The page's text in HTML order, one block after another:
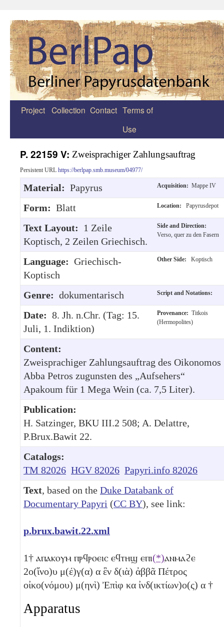
Zum
Project Collection Contact Terms of
Use
P. 22159 V: Zweisprachiger Zahlungsauftrag
Persistent URL https://berlpap.smb.museum/04977/
Material: Papyrus Acquisition: Mappe IV
Form: Blatt Location: Papyrusdepot
Text Layout: 1 Zeile
Koptisch, 2 Zeilen Griechisch.
Side and Direction:
Verso, quer zu den Fasern
Language: Griechisch-
Koptisch
Other Side: Koptisch
Genre: dokumentarisch Script and Notations:
Date: 8. Jh. n.Chr. (Tag: 15.
Juli, 1. Indiktion)
Provenance: Titkois
(Hermopolites)
Content:
Zweisprachiger Zahlungsauftrag des Oikonomos
Abba Petros zugunsten des „Aufsehers“
Apakoum für 1 Mega Wein (ca. 7,5 Liter).
Publication:
H. Satzinger, BKU III.2 508; A. Delattre,
P.Brux.Bawit 22.
Catalogs:
TM 82026 HGV 82026 Papyri.info 82026
Text, based on the Duke Databank of
Documentary Papyri (CC BY), see link:
p.brux.bawit.22.xml
1† ⲁⲡⲁⲕⲟⲩⲙ ⲡⲣϥⲣⲟⲉⲓⲥ ⲉϥⲧⲏϣ ⲉⲡⲓ(*)ⲁⲛⲙⲁϩⲉ
2ο(ἴνο)υ μ(έ)γ(α) α ἓν δ(ιὰ) ἀββᾶ Πέτρος
οἰκο(νόμου) μ(ηνὶ) Ἐπὶφ κα ἰνδ(ικτίων)ο(ς) α †
Apparatus